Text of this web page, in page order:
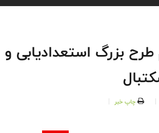
طرح بزرگ استعدادیابی
چاپ خبر